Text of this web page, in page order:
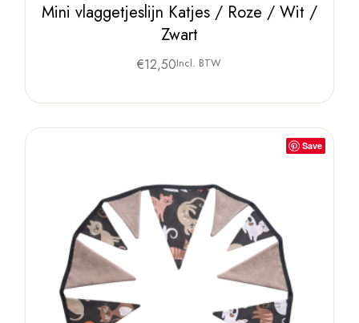
Mini vlaggetjeslijn Katjes / Roze / Wit /
Zwart
€12,50Incl. BTW
Save